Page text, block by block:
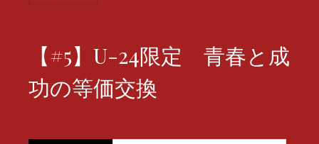
【#5】U-24限定 青春と成
功の等価交換